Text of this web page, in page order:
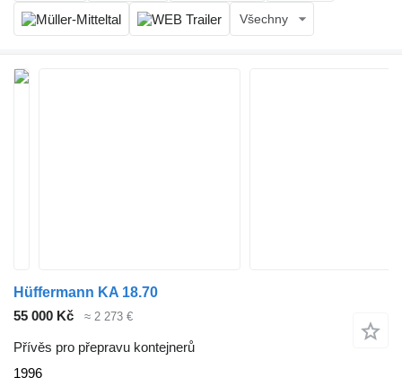
Všechny
Hüffermann KA 18.70
55 000 Kč
≈ 2 273 €
Přívěs pro přepravu kontejnerů
1996